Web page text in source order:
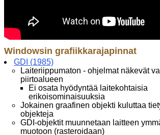
Windowsin grafiikkarajapinnat
GDI (1985)
Laiteriippumaton - ohjelmat näkevät
piirtoalueen
Ei osata hyödyntää laitekohtaisia
erikoisominaisuuksia
Jokainen graafinen objekti kuluttaa
objekteja
GDI-objektit muunnetaan laitteen
muotoon (rasteroidaan)